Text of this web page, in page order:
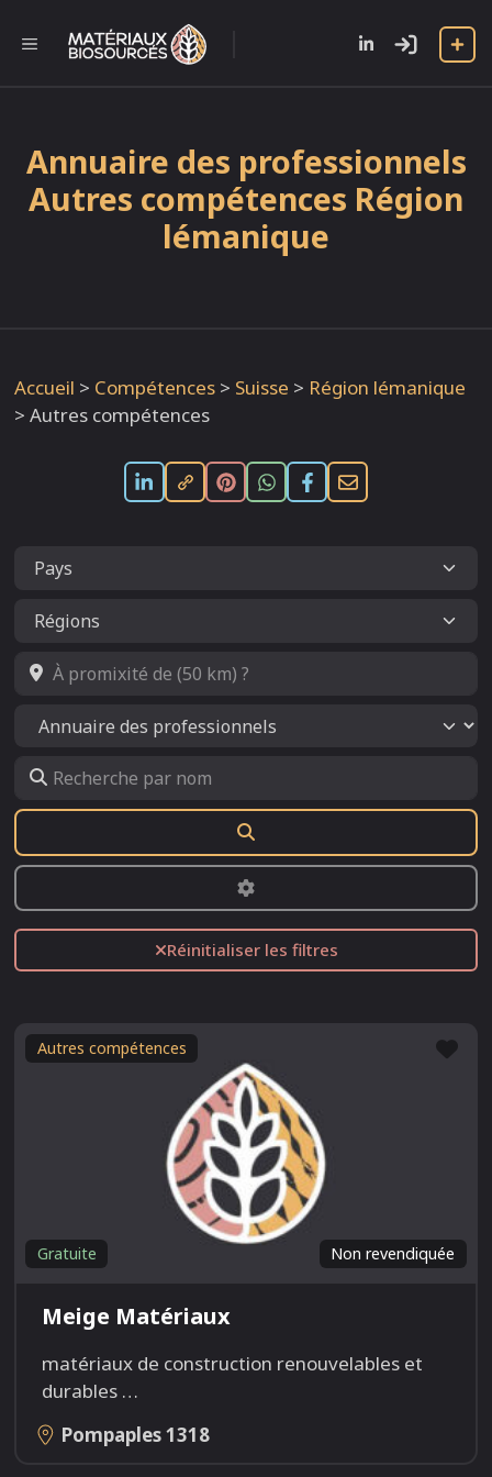
contenu
MENU
Annuaire des professionnels
Autres compétences Région
lémanique
Accueil > Compétences > Suisse > Région lémanique
> Autres compétences
À promixité de (50 km) ?
Select search type
Recherche par nom
Advanced Filters
Réinitialiser les filtres
Autres compétences
Non revendiquée
Gratuite
Meige Matériaux
matériaux de construction renouvelables et
durables …
Pompaples1318